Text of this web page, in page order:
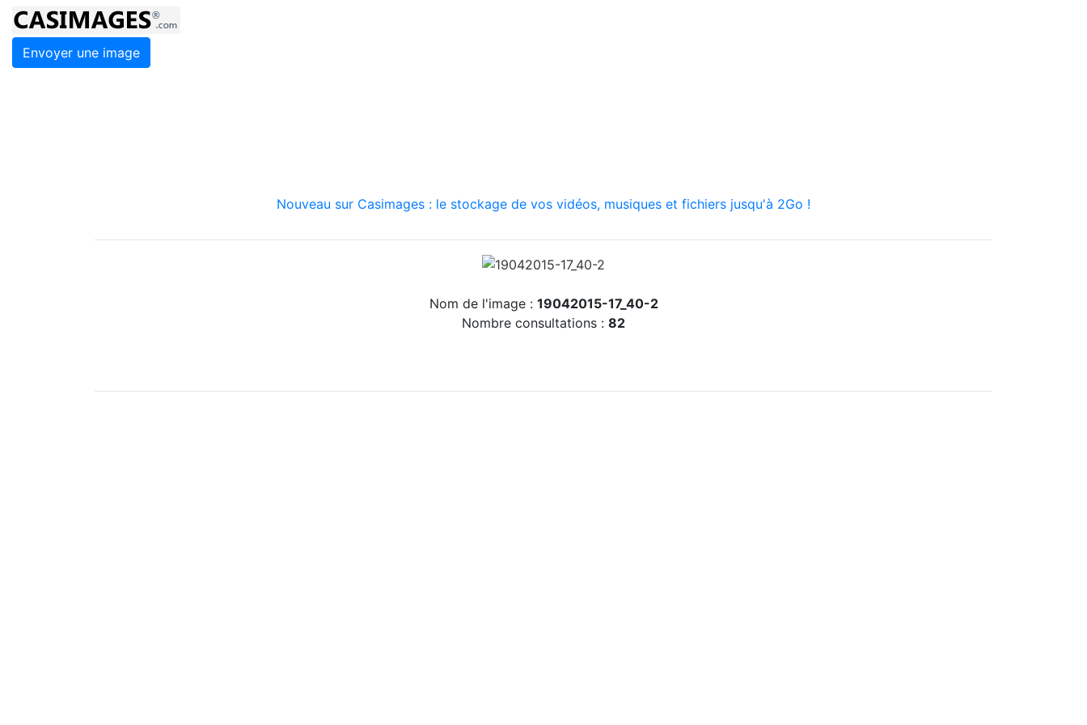
Envoyer une image
Nouveau sur Casimages : le stockage de vos vidéos, musiques et fichiers jusqu'à 2Go !
Nom de l'image : 19042015-17_40-2
Nombre consultations : 82